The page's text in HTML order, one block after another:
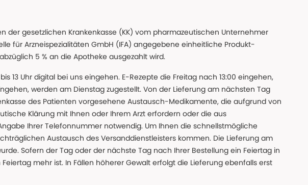
der gesetzlichen Krankenkasse (KK) vom pharmazeutischen Unternehmer
für Arzneispezialitäten GmbH (IFA) angegebene einheitliche Produkt-
5 % an die Apotheke ausgezahlt wird.
13 Uhr digital bei uns eingehen. E-Rezepte die Freitag nach 13:00 eingehen,
werden am Dienstag zugestellt. Von der Lieferung am nächsten Tag
des Patienten vorgesehene Austausch-Medikamente, die aufgrund von
Klärung mit Ihnen oder Ihrem Arzt erfordern oder die aus
Ihrer Telefonnummer notwendig. Um Ihnen die schnellstmögliche
Austausch des Versanddienstleisters kommen. Die Lieferung am
Sofern der Tag oder der nächste Tag nach Ihrer Bestellung ein Feiertag in
mehr ist. In Fällen höherer Gewalt erfolgt die Lieferung ebenfalls erst